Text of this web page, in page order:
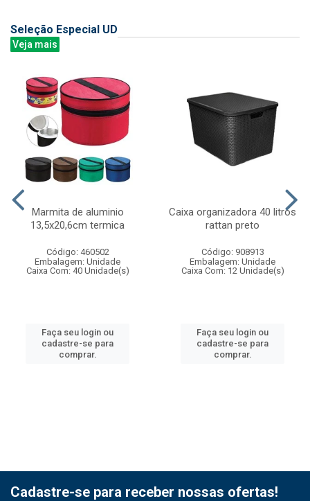
Seleção Especial UD
Veja mais
Marmita de aluminio
13,5x20,6cm termica
Código: 460502
Embalagem: Unidade
Caixa Com: 40 Unidade(s)
Faça seu login ou
cadastre-se para
comprar.
Caixa organizadora 40 litros
rattan preto
Código: 908913
Embalagem: Unidade
Caixa Com: 12 Unidade(s)
Faça seu login ou
cadastre-se para
comprar.
Cadastre-se para receber nossas ofertas!